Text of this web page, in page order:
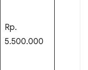
Rp.
5.500.000